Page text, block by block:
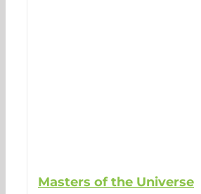
Masters of the Universe